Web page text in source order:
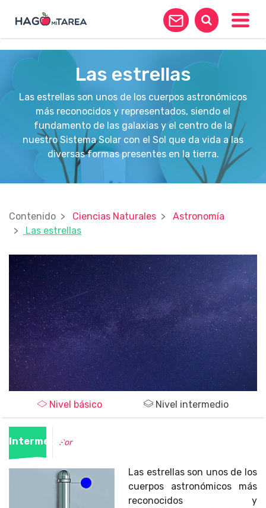
Las estrellas
Las estrellas son unos de los cuerpos astronómicos
más reconocidos y representados, siendo el
fundamento de las galaxias y el centro de la
nuestro Sistema Solar con el Sol que da vida a las
diversas formas presentes en la tierra.
Contenido Ciencias Naturales
Astronomía
Las estrellas
Nivel básico Nivel intermedio
IntermedioPor
Las estrellas son unos de los
cuerpos astronómicos más
reconocidos y